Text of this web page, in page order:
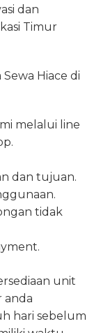
dan
Timur
Hiace di
melalui line
dan tujuan.
tidak
unit
anda
hari sebelum